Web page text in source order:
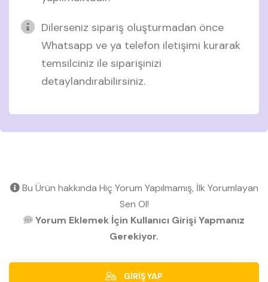
Dilerseniz sipariş oluşturmadan önce
Whatsapp ve ya telefon iletişimi kurarak
temsilciniz ile siparişinizi
detaylandırabilirsiniz.
Bu Ürün hakkında Hiç Yorum Yapılmamış, İlk Yorumlayan
Sen Ol!
Yorum Eklemek İçin Kullanıcı Girişi Yapmanız
Gerekiyor.
GİRİŞ YAP